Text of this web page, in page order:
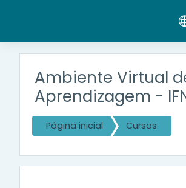
Ambiente Virtual
Aprendizagem -
Página inicial Cursos